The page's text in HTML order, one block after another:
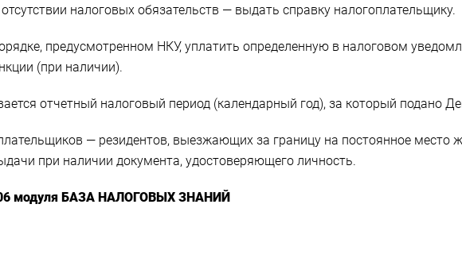
налоговых обязательств — выдать справку налогоплательщику.
предусмотренном НКУ, уплатить определенную в налоговом
(при наличии).
отчетный налоговый период (календарный год), за который подано
— резидентов, выезжающих за границу на постоянное место
при наличии документа, удостоверяющего личность.
модуля БАЗА НАЛОГОВЫХ ЗНАНИЙ